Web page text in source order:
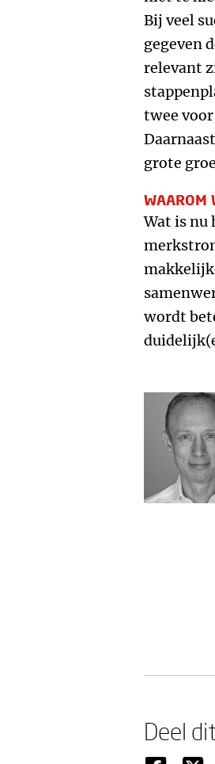
Bij veel
gegeven
relevant
twee
grote
WAAROM
Wat is nu
wordt
Deel